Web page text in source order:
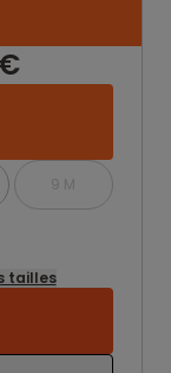
9 M
tailles